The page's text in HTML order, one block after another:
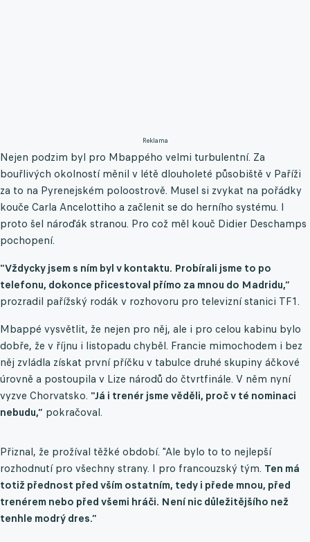
Reklama
Nejen podzim byl pro Mbappého velmi turbulentní. Za
bouřlivých okolností měnil v létě dlouholeté působiště v Paříži
za to na Pyrenejském poloostrově. Musel si zvykat na pořádky
kouče Carla Ancelottiho a začlenit se do herního systému. I
proto šel nároďák stranou. Pro což měl kouč Didier Deschamps
pochopení.
"Vždycky jsem s ním byl v kontaktu. Probírali jsme to po
telefonu, dokonce přicestoval přímo za mnou do Madridu,”
prozradil pařížský rodák v rozhovoru pro televizní stanici TF1.
Mbappé vysvětlit, že nejen pro něj, ale i pro celou kabinu bylo
dobře, že v říjnu i listopadu chyběl. Francie mimochodem i bez
něj zvládla získat první příčku v tabulce druhé skupiny áčkové
úrovně a postoupila v Lize národů do čtvrtfinále. V něm nyní
vyzve Chorvatsko. "Já i trenér jsme věděli, proč v té nominaci
nebudu,” pokračoval.
Přiznal, že prožíval těžké období. "Ale bylo to to nejlepší
rozhodnutí pro všechny strany. I pro francouzský tým. Ten má
totiž přednost před vším ostatním, tedy i přede mnou, před
trenérem nebo před všemi hráči. Není nic důležitějšího než
tenhle modrý dres.”